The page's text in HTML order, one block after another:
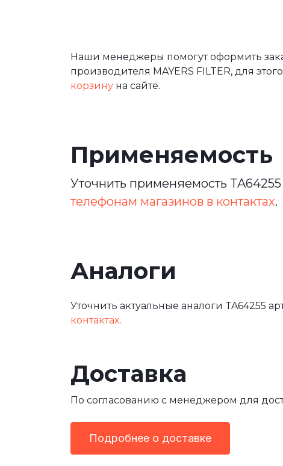
Наши менеджеры помогут оформить
производителя MAYERS FILTER, для
корзину на сайте.
Применяемость
Уточнить применяемость
телефонам магазинов в контактах.
Аналоги
Уточнить актуальные аналоги TA64255
контактах.
Доставка
По согласованию с менеджером для
Подробнее о доставке